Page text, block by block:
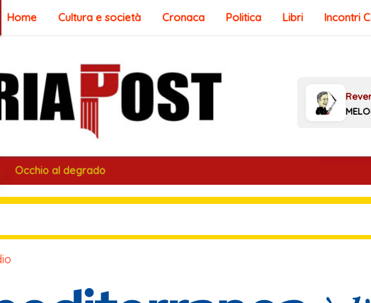
Home Cultura e società Cronaca Politica Libri Incontri
Occhio al degrado